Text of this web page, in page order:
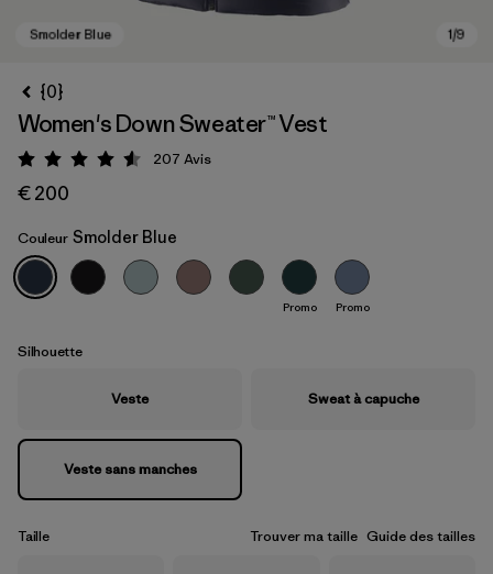
Smolder Blue
{0}
Women's Down Sweater™ Vest
Évaluation: 4.6 / 5
207 Avis
€ 200
Couleur Smolder Blue
Promo Promo
Silhouette
Veste Sweat à capuche
Veste sans manches
Taille Trouver ma taille Guide des tailles